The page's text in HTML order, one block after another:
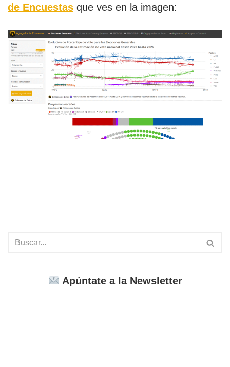
de Encuestas que ves en la imagen:
Apúntate a la Newsletter